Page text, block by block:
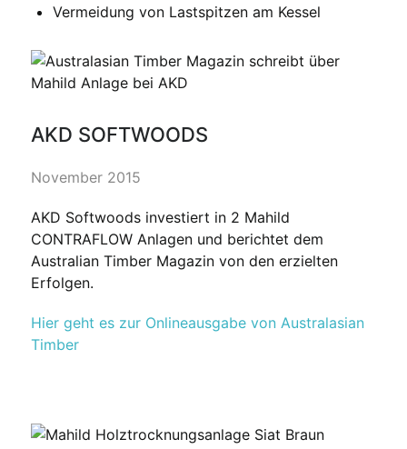
Vermeidung von Lastspitzen am Kessel
AKD SOFTWOODS
November 2015
AKD Softwoods investiert in 2 Mahild
CONTRAFLOW Anlagen und berichtet dem
Australian Timber Magazin von den erzielten
Erfolgen.
Hier geht es zur Onlineausgabe von Australasian
Timber